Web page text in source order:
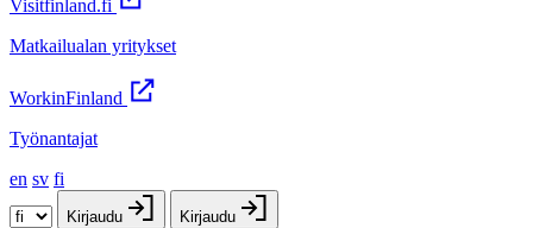
Visitfinland.fi
Matkailualan yritykset
WorkinFinland
Työnantajat
en sv fi
Kirjaudu Kirjaudu